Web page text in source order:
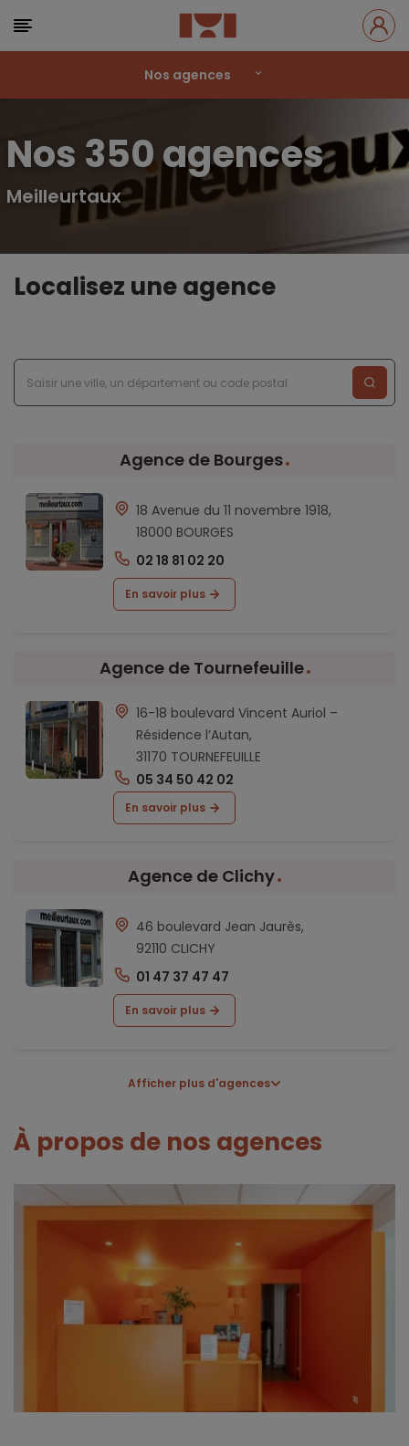
Nos 350 agences
Meilleurtaux
Nos agences
Localisez une agence
Agence de Bourges
18 Avenue du 11 novembre 1918,
18000 BOURGES
02 18 81 02 20
En savoir plus
Agence de Tournefeuille
16-18 boulevard Vincent Auriol –
Résidence l’Autan,
31170 TOURNEFEUILLE
05 34 50 42 02
En savoir plus
Agence de Clichy
46 boulevard Jean Jaurès,
92110 CLICHY
01 47 37 47 47
En savoir plus
Afficher plus d'agences
À propos de nos agences